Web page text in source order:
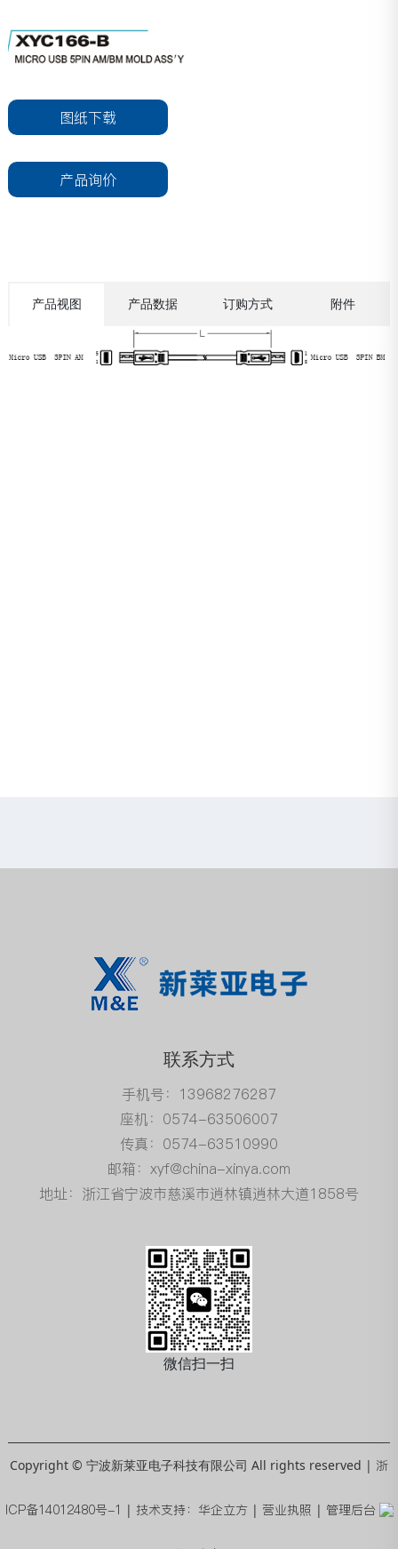
图纸下载
产品询价
产品视图 产品数据 订购方式 附件
联系方式
手机号：13968276287
座机：0574-63506007
传真：0574-63510990
邮箱：xyf@china-xinya.com
地址：浙江省宁波市慈溪市逍林镇逍林大道1858号
微信扫一扫
Copyright © 宁波新莱亚电子科技有限公司 All rights reserved | 浙
ICP备14012480号-1 | 技术支持：华企立方 | 营业执照 | 管理后台